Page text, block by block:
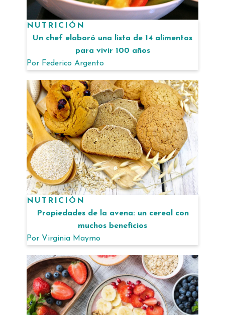
NUTRICIÓN
Un chef elaboró una lista de 14 alimentos
para vivir 100 años
Por Federico Argento
NUTRICIÓN
Propiedades de la avena: un cereal con
muchos beneficios
Por Virginia Maymo